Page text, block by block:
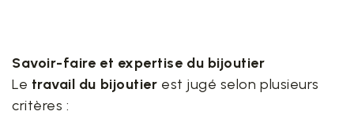
Savoir-faire et expertise du bijoutier
Le travail du bijoutier est jugé selon plusieurs
critères :